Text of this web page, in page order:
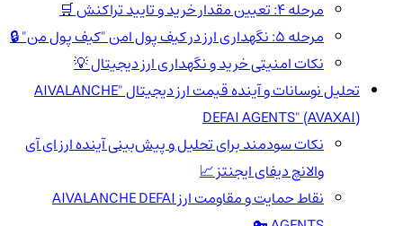
مرحله 4: تعیین مقدار خرید و تایید تراکنش 🛒
مرحله 5: نگهداری ارز در کیف پول امن "کیف پول من" 🔒
نکات امنیتی خرید و نگهداری ارز دیجیتال 💡
تحلیل نوسانات و آینده قیمت ارز دیجیتال "AIVALANCHE
DEFAI AGENTS" (AVAXAI)
نکات سودمند برای تحلیل و پیش‌بینی آینده ارز ای آی
والانچ دیفای ایجنتز 📈
نقاط حمایت و مقاومت ارز AIVALANCHE DEFAI